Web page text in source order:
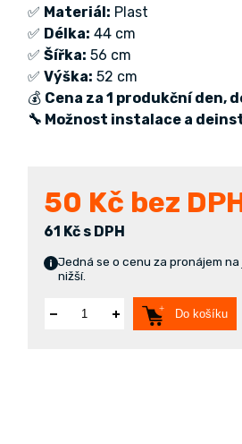
✅ Materiál: Plast
✅ Délka: 44 cm
✅ Šířka: 56 cm
✅ Výška: 52 cm
💰 Cena za 1 produkční den,
🔧 Možnost instalace a
50 Kč bez
61 Kč s DPH
Jedná se o cenu za pronájem
nižší.
Do košíku